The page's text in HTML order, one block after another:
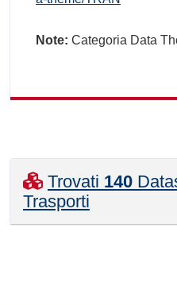
Note: Categoria Data
Trovati 140
Trasporti